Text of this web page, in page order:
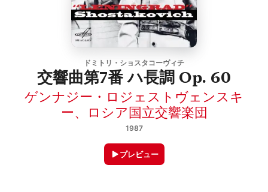
ドミトリ・ショスタコーヴィチ
交響曲第7番 ハ長調 Op. 60
ゲンナジー・ロジェストヴェンスキ
ー、 ロシア国立交響楽団
1987
プレビュー